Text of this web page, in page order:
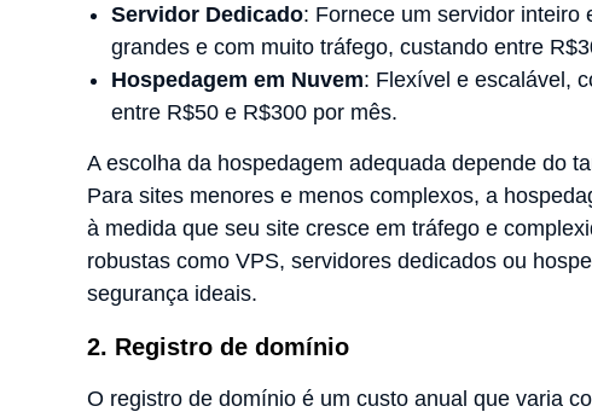
Servidor Dedicado: Fornece um servidor inteiro
grandes e com muito tráfego, custando entre
Hospedagem em Nuvem: Flexível e escalável,
entre R$50 e R$300 por mês.
A escolha da hospedagem adequada depende do
Para sites menores e menos complexos, a
à medida que seu site cresce em tráfego e
robustas como VPS, servidores dedicados ou
segurança ideais.
2. Registro de domínio
O registro de domínio é um custo anual que varia